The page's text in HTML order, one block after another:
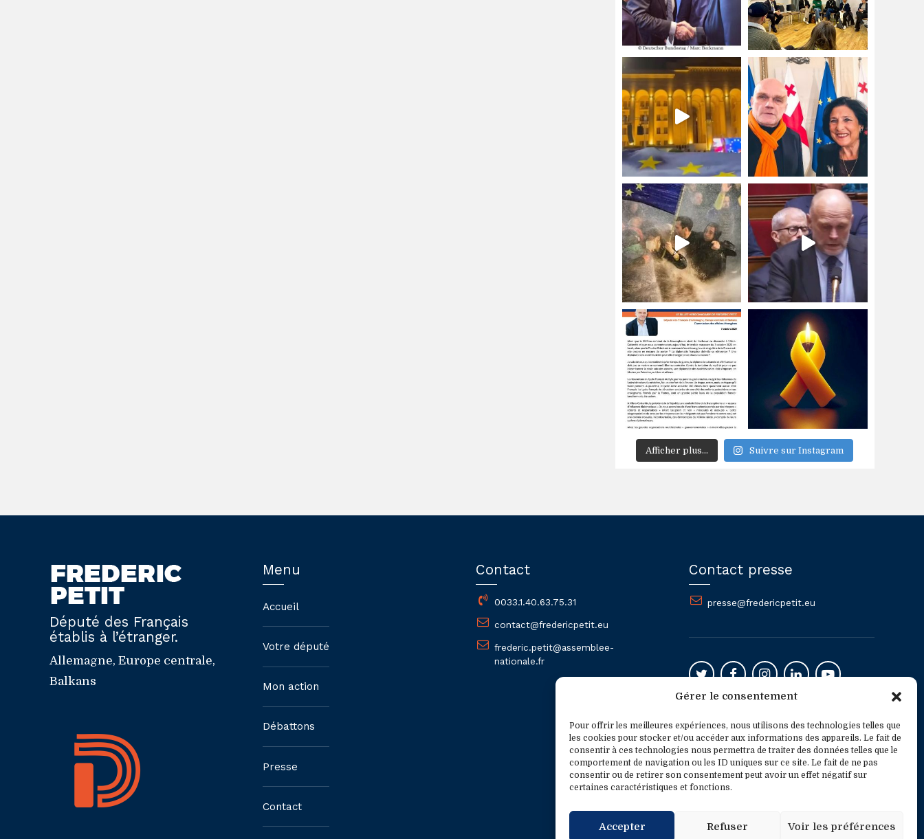
Gérer le consentement
Pour offrir les meilleures expériences, nous utilisons des technologies telles que
les cookies pour stocker et/ou accéder aux informations des appareils. Le fait de
consentir à ces technologies nous permettra de traiter des données telles que le
comportement de navigation ou les ID uniques sur ce site. Le fait de ne pas
consentir ou de retirer son consentement peut avoir un effet négatif sur
certaines caractéristiques et fonctions.
Accepter Refuser Voir les préférences
Afficher plus... Suivre sur Instagram
Député des Français
établis à l’étranger.
Allemagne, Europe centrale,
Balkans
Menu
Accueil
Votre député
Mon action
Débattons
Presse
Contact
Contact
0033.1.40.63.75.31
contact@fredericpetit.eu
frederic.petit@assemblee-
nationale.fr
Contact presse
presse@fredericpetit.eu
Mentions légales